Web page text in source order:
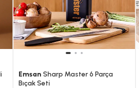
Emsan Sharp Master 6 Parça
Bıçak Seti